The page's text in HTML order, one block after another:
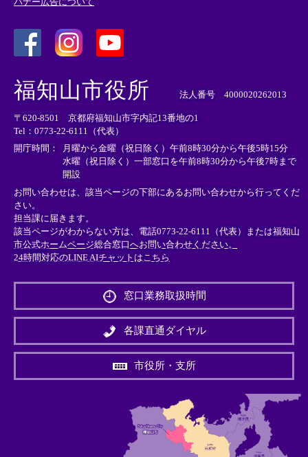
外
部
リ
ン
ク
＞
外
リ
ン
ク
＞
外
部
ン
ク
＞
福知山市役所 法人番号 4000020262013
〒620-8501 京都府福知山市字内記13番地の1
Tel：0773-22-6111（代表）
開庁時間：
月曜から金曜（祝日除く）午前8時30分から午後5時15分
水曜（祝日除く）一部窓口を午前8時30分から午後7時まで
開設
お問い合わせは、該当ページの下部にあるお問い合わせから行ってくだ
さい。
担当課に届きます。
該当ページがわからない方は、電話0773-22-6111（代表）または福知山
市公式ホームページ総合窓口へお問い合わせください。
24時間対応のLINE AIチャットはこちら
外
リ
ン
＞
窓口業務取扱時間
各課直通ダイヤル
市役所・支所